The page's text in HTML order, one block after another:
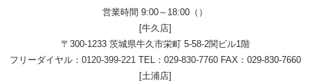
営業時間 9:00～18:00（）
[牛久店]
〒300-1233 茨城県牛久市栄町 5-58-2関ビル1階
フリーダイヤル： 0120-399-221 TEL： 029-830-7760FAX：029-830-7660
[土浦店]